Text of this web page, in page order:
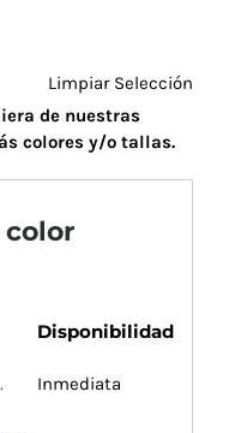
Limpiar Selección
de nuestras
colores y/o tallas.
Disponibilidad
Inmediata